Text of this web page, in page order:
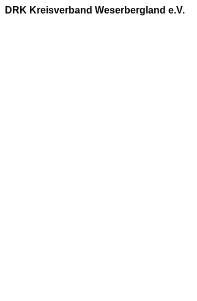
DRK Kreisverband Weserbergland e.V.